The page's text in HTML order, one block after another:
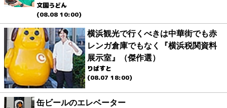
文園うどん
(08.08 10:00)
横浜観光で行くべきは中華街でも赤
レンガ倉庫でもなく『横浜税関資料
展示室』（傑作選）
りばすと
(08.07 18:00)
缶ビールのエレベーター